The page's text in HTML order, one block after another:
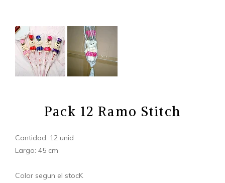
Pack 12 Ramo Stitch
Cantidad: 12 unid
Largo: 45 cm
Color segun el stocK